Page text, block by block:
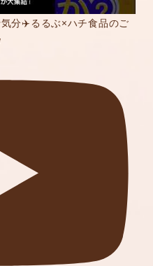
分✈️るるぶ×ハチ食品のご